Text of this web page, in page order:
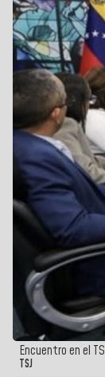
Encuentro en el
TSJ